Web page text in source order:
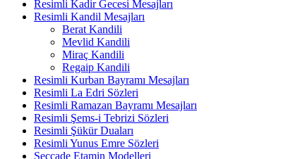
Resimli Kadir Gecesi Mesajları
Resimli Kandil Mesajları
Berat Kandili
Mevlid Kandili
Miraç Kandili
Regaip Kandili
Resimli Kurban Bayramı Mesajları
Resimli La Edri Sözleri
Resimli Ramazan Bayramı Mesajları
Resimli Şems-i Tebrizi Sözleri
Resimli Şükür Duaları
Resimli Yunus Emre Sözleri
Seccade Etamin Modelleri